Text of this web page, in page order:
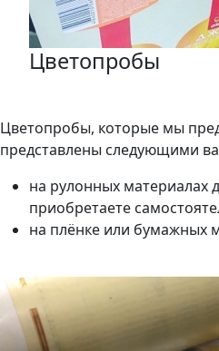
Цветопробы
Цветопробы, которые мы
представлены следующими
на рулонных материалах
приобретаете
на плёнке или бумажных